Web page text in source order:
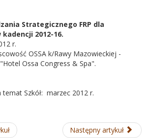
Strategicznego FRP dla
2012-16.
r.
OSSA k/Rawy Mazowieckiej -
Ossa Congress & Spa".
Szkół: marzec 2012 r.
Następny artykuł